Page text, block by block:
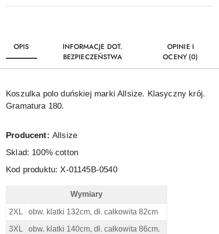
OPIS
INFORMACJE DOT.
BEZPIECZEŃSTWA
OPINIE I
OCENY (0)
Koszulka polo duńskiej marki Allsize. Klasyczny krój.
Gramatura 180.
Producent: Allsize
Sklad: 100% cotton
Kod produktu: X-01145B-0540
North 56 4 Duża Koszulka Polo - Wymiary
Wymiary
2XL obw. klatki 132cm, dł. całkowita 82cm
3XL obw. klatki 140cm, dł. całkowita 86cm.